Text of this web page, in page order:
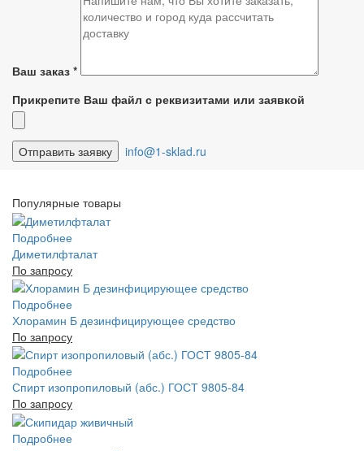
Ваш заказ *
Прикрепите Ваш файл с реквизитами или заявкой
info@1-sklad.ru
Популярные товары
Подробнее
Диметилфталат
По запросу
Подробнее
Хлорамин Б дезинфицирующее средство
По запросу
Подробнее
Спирт изопропиловый (абс.) ГОСТ 9805-84
По запросу
Подробнее